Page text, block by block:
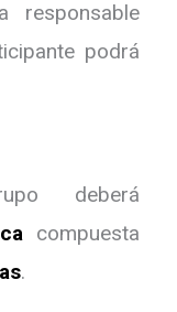
responsable
podrá
deberá
compuesta
.